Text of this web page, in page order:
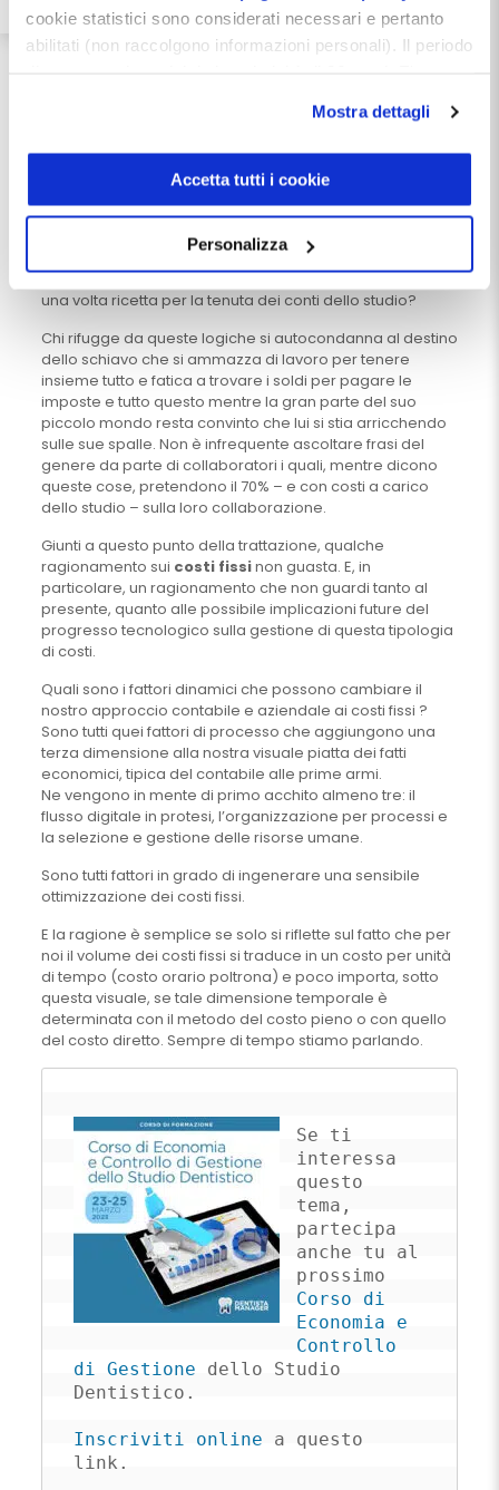
cookie statistici sono considerati necessari e pertanto
abilitati (non raccolgono informazioni personali). Il periodo
indirizzo:dentistamanager.it/contatti-dentista-
Chiudendo questo banner tramite apposita X in alto a
Mostra dettagli
Accetta tutti i cookie
Personalizza
calcolo e la piena consapevolezza del loro razionale e
poi effettuare simulazioni. Non lo deve fare per fare
contenti gli altri e nemmeno per atteggiarsi coi propri
per quelle strutture che crescono strutturalmente negli
anni o che sono in fase di start up, è quella relativa
rispetto a quella totale; cosa accade ai conti dello studio
se il peso della produzione di quel collaboratore cresce
rispetto a quella totale? E in particolare, fino a quando
tale crescita non costringerà a dover cambiare ancora
una volta ricetta per la tenuta dei conti dello studio?
Chi rifugge da queste logiche si autocondanna al destino
dello schiavo che si ammazza di lavoro per tenere
insieme tutto e fatica a trovare i soldi per pagare le
imposte e tutto questo mentre la gran parte del suo
piccolo mondo resta convinto che lui si stia arricchendo
sulle sue spalle. Non è infrequente ascoltare frasi del
genere da parte di collaboratori i quali, mentre dicono
queste cose, pretendono il 70% – e con costi a carico
dello studio – sulla loro collaborazione.
Giunti a questo punto della trattazione, qualche
ragionamento sui costi fissinon guasta. E, in
particolare, un ragionamento che non guardi tanto al
presente, quanto alle possibile implicazioni future del
progresso tecnologico sulla gestione di questa tipologia
di costi.
Quali sono i fattori dinamici che possono cambiare il
nostro approccio contabile e aziendale ai costi fissi ?
Sono tutti quei fattori di processo che aggiungono una
terza dimensione alla nostra visuale piatta dei fatti
economici, tipica del contabile alle prime armi.
Ne vengono in mente di primo acchito almeno tre: il
flusso digitale in protesi, l’organizzazione per processi e
la selezione e gestione delle risorse umane.
Sono tutti fattori in grado di ingenerare una sensibile
ottimizzazione dei costi fissi.
E la ragione è semplice se solo si riflette sul fatto che per
noi il volume dei costi fissi si traduce in un costo per unità
di tempo (costo orario poltrona) e poco importa, sotto
questa visuale, se tale dimensione temporale è
determinata con il metodo del costo pieno o con quello
del costo diretto. Sempre di tempo stiamo parlando.
Se ti
interessa
questo
tema,
partecipa
anche tu al
Corso di
Economia e
Controllo
di Gestione dello Studio
Dentistico.
Inscriviti online a questo
link.